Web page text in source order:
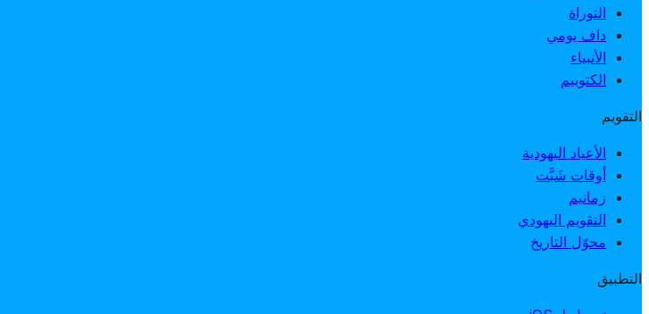
التوراة
داف يومي
الأنبياء
الكتوبيم
التقويم
الأعياد اليهودية
أوقات شَبَّت
زمانيم
التقويم اليهودي
محوّل التاريخ
التطبيق